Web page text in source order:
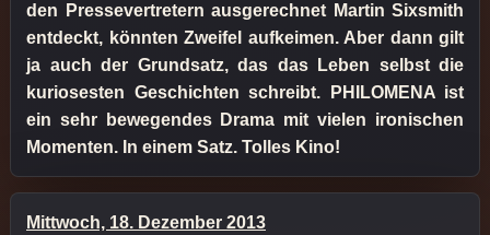
den Pressevertretern ausgerechnet Martin Sixsmith
entdeckt, könnten Zweifel aufkeimen. Aber dann gilt
ja auch der Grundsatz, das das Leben selbst die
kuriosesten Geschichten schreibt. PHILOMENA ist
ein sehr bewegendes Drama mit vielen ironischen
Momenten. In einem Satz. Tolles Kino!
Mittwoch, 18. Dezember 2013